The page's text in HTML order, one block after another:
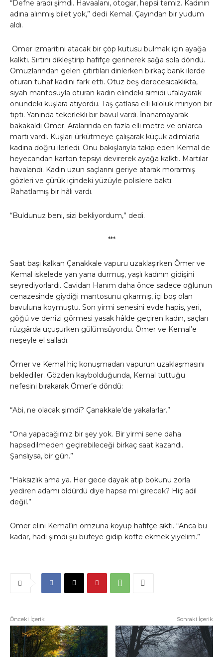
“Defne aradı şimdi. Havaalanı, otogar, hepsi temiz. Kadının
adına alınmış bilet yok,” dedi Kemal. Çayından bir yudum
aldı.
Ömer izmaritini atacak bir çöp kutusu bulmak için ayağa
kalktı. Sırtını dikleştirip hafifçe gerinerek sağa sola döndü.
Omuzlarından gelen çıtırtıları dinlerken birkaç bank ilerde
oturan tuhaf kadını fark etti. Otuz beş derecesıcaklıkta,
siyah mantosuyla oturan kadın elindeki simidi ufalayarak
önündeki kuşlara atıyordu. Taş çatlasa elli kiloluk minyon bir
tipti. Yanında tekerlekli bir bavul vardı. İnanamayarak
bakakaldı Ömer. Aralarında en fazla elli metre ve onlarca
martı vardı. Kuşları ürkütmeye çalışarak küçük adımlarla
kadına doğru ilerledi. Onu bakışlarıyla takip eden Kemal de
heyecandan karton tepsiyi devirerek ayağa kalktı. Martılar
havalandı. Kadın uzun saçlarını geriye atarak morarmış
gözleri ve çürük içindeki yüzüyle polislere baktı.
Rahatlamış bir hâli vardı.
“Buldunuz beni, sizi bekliyordum,” dedi.
***
Saat başı kalkan Çanakkale vapuru uzaklaşırken Ömer ve
Kemal iskelede yan yana durmuş, yaşlı kadının gidişini
seyrediyorlardı. Cavidan Hanım daha önce sadece oğlunun
cenazesinde giydiği mantosunu çıkarmış, içi boş olan
bavuluna koymuştu. Son yirmi senesini evde hapis, yeri,
göğü ve denizi görmesi yasak hâlde geçiren kadın, saçları
rüzgârda uçuşurken gülümsüyordu. Ömer ve Kemal’e
neşeyle el salladı.
Ömer ve Kemal hiç konuşmadan vapurun uzaklaşmasını
beklediler. Gözden kaybolduğunda, Kemal tuttuğu
nefesini bırakarak Ömer’e döndü:
“Abi, ne olacak şimdi? Çanakkale’de yakalarlar.”
“Ona yapacağımız bir şey yok. Bir yirmi sene daha
hapsedilmeden geçirebileceği birkaç saat kazandı.
Şanslıysa, bir gün.”
“Haksızlık ama ya. Her gece dayak atıp bokunu zorla
yediren adamı öldürdü diye hapse mi girecek? Hiç adil
değil.”
Ömer elini Kemal’in omzuna koyup hafifçe sıktı. “Anca bu
kadar, hadi şimdi şu büfeye gidip köfte ekmek yiyelim.”
Önceki İçerik Sonraki İçerik